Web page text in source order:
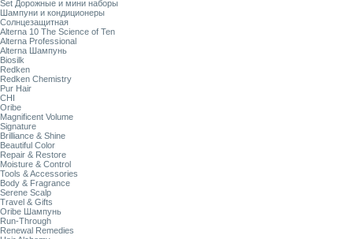
Set Дорожные и мини наборы
Шампуни и кондиционеры
Солнцезащитная
Alterna 10 The Science of Ten
Alterna Professional
Alterna Шампунь
Biosilk
Redken
Redken Chemistry
Pur Hair
CHI
Oribe
Magnificent Volume
Signature
Brilliance & Shine
Beautiful Color
Repair & Restore
Moisture & Control
Tools & Accessories
Body & Fragrance
Serene Scalp
Travel & Gifts
Oribe Шампунь
Run-Through
Renewal Remedies